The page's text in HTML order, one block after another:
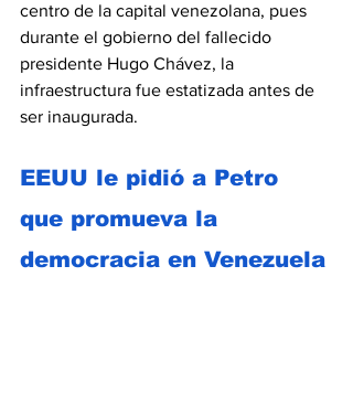
centro de la capital venezolana, pues
durante el gobierno del fallecido
presidente Hugo Chávez, la
infraestructura fue estatizada antes de
ser inaugurada.
EEUU le pidió a Petro
que promueva la
democracia en Venezuela